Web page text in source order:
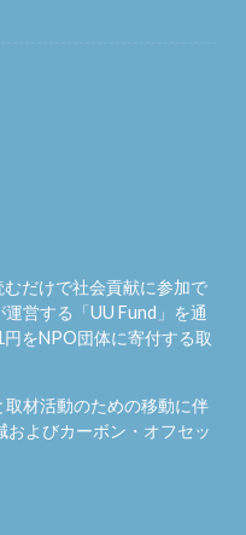
だけで社会貢献に参加で
運営する「UU Fund 」を通
をNPO団体に寄付する取
材活動のための移動に伴
よびカーボン・オフセッ